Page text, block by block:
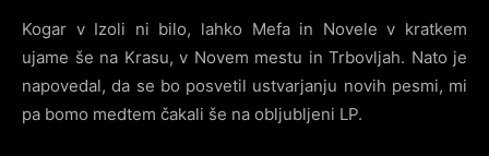
Kogar v Izoli ni bilo, lahko Mefa in Novele v kratkem
ujame še na Krasu, v Novem mestu in Trbovljah. Nato je
napovedal, da se bo posvetil ustvarjanju novih pesmi, mi
pa bomo medtem čakali še na obljubljeni LP.